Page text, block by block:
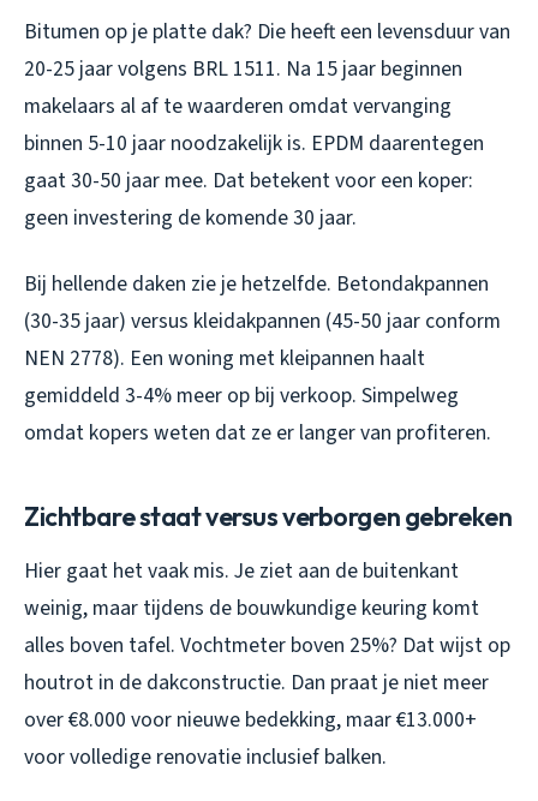
Bitumen op je platte dak? Die heeft een levensduur van
20-25 jaar volgens BRL 1511. Na 15 jaar beginnen
makelaars al af te waarderen omdat vervanging
binnen 5-10 jaar noodzakelijk is. EPDM daarentegen
gaat 30-50 jaar mee. Dat betekent voor een koper:
geen investering de komende 30 jaar.
Bij hellende daken zie je hetzelfde. Betondakpannen
(30-35 jaar) versus kleidakpannen (45-50 jaar conform
NEN 2778). Een woning met kleipannen haalt
gemiddeld 3-4% meer op bij verkoop. Simpelweg
omdat kopers weten dat ze er langer van profiteren.
Zichtbare staat versus verborgen gebreken
Hier gaat het vaak mis. Je ziet aan de buitenkant
weinig, maar tijdens de bouwkundige keuring komt
alles boven tafel. Vochtmeter boven 25%? Dat wijst op
houtrot in de dakconstructie. Dan praat je niet meer
over €8.000 voor nieuwe bedekking, maar €13.000+
voor volledige renovatie inclusief balken.